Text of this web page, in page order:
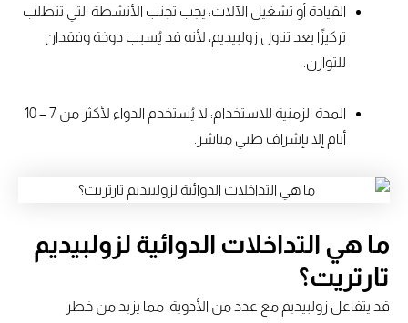
القيادة أو تشغيل الآلات: يجب تجنب الأنشطة التي تتطلب
تركيزًا بعد تناول زولبيديم، لأنه قد يُسبب دوخة وفقدان
للتوازن.
المدة الزمنية للاستخدام: لا يُستخدم الدواء لأكثر من 7 – 10
أيام إلا بإشراف طبي مباشر.
ما هي التداخلات الدوائية لزولبيديم
تارتريت؟
قد يتفاعل زولبيديم مع عدد من الأدوية، مما يزيد من خطر